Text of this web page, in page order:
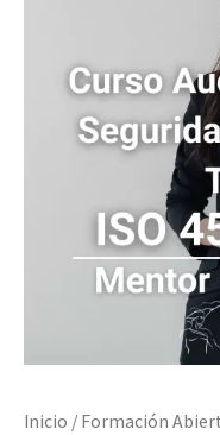
Inicio / Formación
Salud